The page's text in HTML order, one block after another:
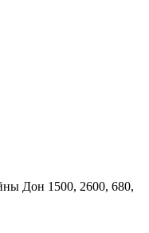
Дон 1500, 2600, 680,